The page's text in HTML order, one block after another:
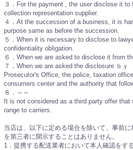
３．For the payment , the user disclose it
collection representation supplier.
４．At the succession of a business, it is
purpose same as before the succession.
５．When it is necessary to disclose to
confidentiality obligation.
６．When we are asked to disclose it from
７．When we are asked the disclosure ｂ
Prosecutor's Office, the police, taxation
consumers center and the authority that
８．～～
It is not considered as a third party offer
range to carriers.
当店は、以下に定める場合を除いて、事前
を第三者に開示することはありません。
1．提携する配送業者において本人確認をす